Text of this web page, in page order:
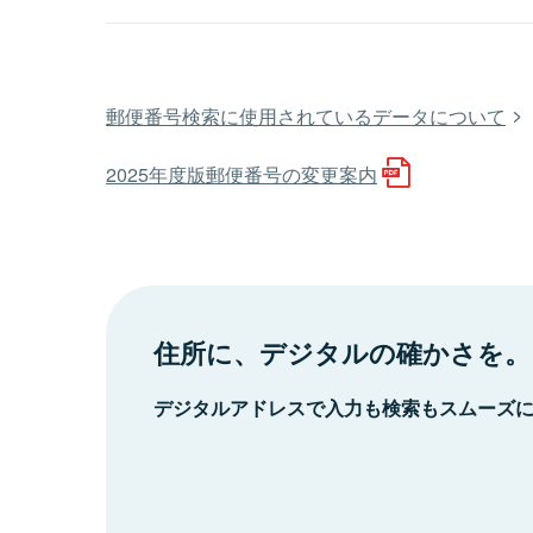
郵便番号検索に使用されているデータについて
2025年度版郵便番号の変更案内
住所に、デジタルの確かさを。
デジタルアドレスで入力も検索もスムーズ